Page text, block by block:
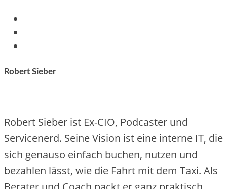
Robert Sieber
Robert Sieber ist Ex-CIO, Podcaster und
Servicenerd. Seine Vision ist eine interne IT, die
sich genauso einfach buchen, nutzen und
bezahlen lässt, wie die Fahrt mit dem Taxi. Als